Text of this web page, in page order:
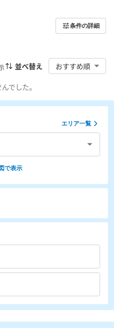
条件の詳細
並べ替え おすすめ順
でした。
エリア一覧
で表示